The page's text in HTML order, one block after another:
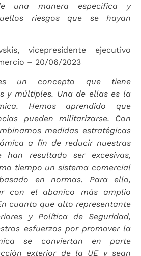
una manera específica y
riesgos que se hayan
vicepresidente ejecutivo
– 20/06/2023
un concepto que tiene
y múltiples. Una de ellas es la
Hemos aprendido que
pueden militarizarse. Con
medidas estratégicas
a fin de reducir nuestras
han resultado ser excesivas,
tiempo un sistema comercial
en normas. Para ello,
con el abanico más amplio
cuanto que alto representante
y Política de Seguridad,
esfuerzos por promover la
se conviertan en parte
exterior de la UE y sean